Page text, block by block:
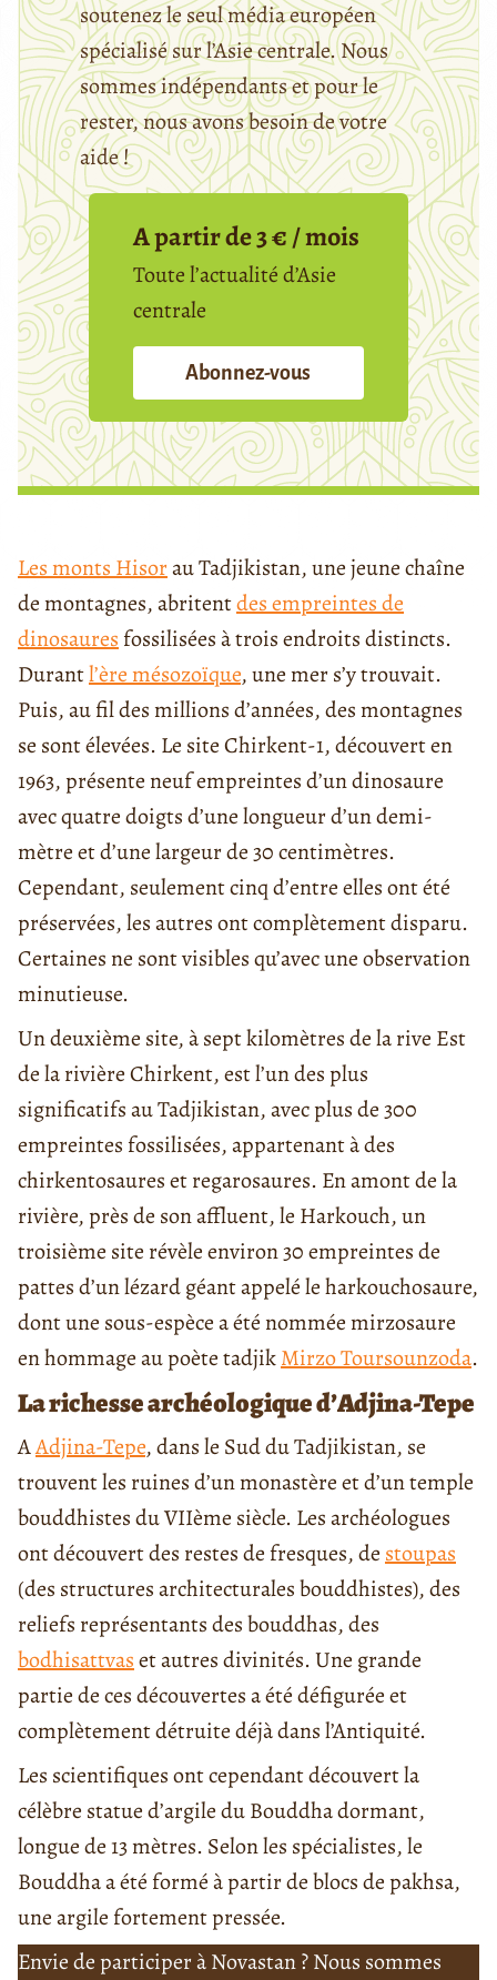
soutenez le seul média européen
spécialisé sur l’Asie centrale. Nous
sommes indépendants et pour le
rester, nous avons besoin de votre
aide !
A partir de 3 € / mois
Toute l’actualité d’Asie
centrale
Abonnez-vous
Les monts Hisorau Tadjikistan, une jeune chaîne
de montagnes, abritentdes empreintes de
dinosauresfossilisées à trois endroits distincts.
Durantl’ère mésozoïque, une mer s’y trouvait.
Puis, au fil des millions d’années, des montagnes
se sont élevées. Le site Chirkent-1, découvert en
1963, présente neuf empreintes d’un dinosaure
avec quatre doigts d’une longueur d’un demi-
mètre et d’une largeur de 30 centimètres.
Cependant, seulement cinq d’entre elles ont été
préservées, les autres ont complètement disparu.
Certaines ne sont visibles qu’avec une observation
minutieuse.
Un deuxième site, à sept kilomètres de la rive Est
de la rivière Chirkent, est l’un des plus
significatifs au Tadjikistan, avec plus de 300
empreintes fossilisées, appartenant à des
chirkentosaures et regarosaures. En amont de la
rivière, près de son affluent, le Harkouch, un
troisième site révèle environ 30 empreintes de
pattes d’un lézard géant appelé le harkouchosaure,
dont une sous-espèce a été nommée mirzosaure
en hommage au poète tadjikMirzo Toursounzoda.
La richesse archéologique d’Adjina-Tepe
AAdjina-Tepe, dans le Sud du Tadjikistan, se
trouvent les ruines d’un monastère et d’un temple
bouddhistes du VIIème siècle. Les archéologues
ont découvert des restes de fresques, de stoupas
(des structures architecturales bouddhistes), des
reliefs représentants des bouddhas, des
bodhisattvaset autres divinités. Une grande
partie de ces découvertes a été défigurée et
complètement détruite déjà dans l’Antiquité.
Les scientifiques ont cependant découvert la
célèbre statue d’argile du Bouddha dormant,
longue de 13 mètres. Selon les spécialistes, le
Bouddha a été formé à partir de blocs de pakhsa,
une argile fortement pressée.
Envie de participer à Novastan ? Nous sommes